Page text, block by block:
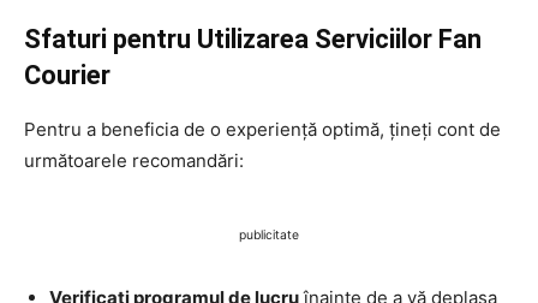
Sfaturi pentru Utilizarea Serviciilor Fan
Courier
Pentru a beneficia de o experiență optimă, țineți cont de
următoarele recomandări:
publicitate
Verificați programul de lucruînainte de a vă deplasa